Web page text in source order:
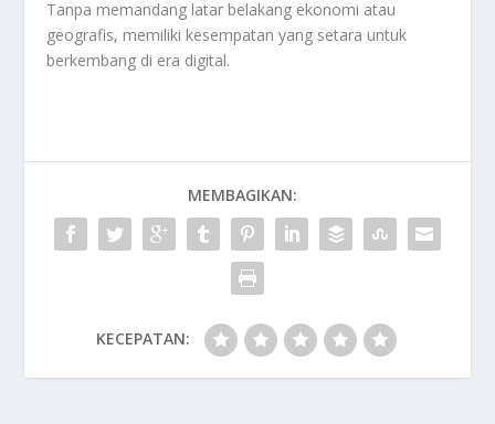
Tanpa memandang latar belakang ekonomi atau
geografis, memiliki kesempatan yang setara untuk
berkembang di era digital.
MEMBAGIKAN:
KECEPATAN: